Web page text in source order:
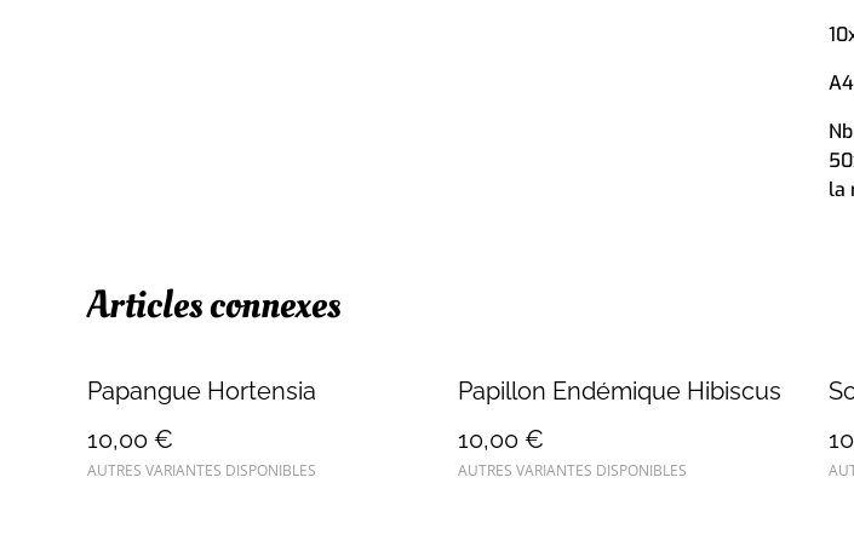
la
Articles connexes
Papangue Hortensia
10,00 €
AUTRES VARIANTES DISPONIBLES
Papillon Endémique Hibiscus
10,00 €
AUTRES VARIANTES DISPONIBLES